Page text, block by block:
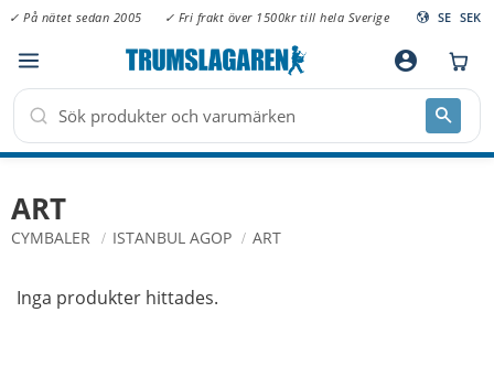
Meny
✓ På nätet sedan 2005 ✓ Fri frakt över 1500kr till hela Sverige SE SEK
account_circle
ART
CYMBALER ISTANBUL AGOP ART
Inga produkter hittades.